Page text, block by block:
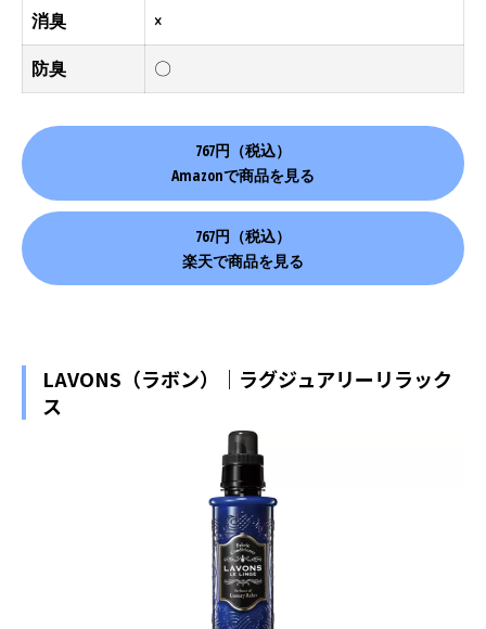
消臭 ×
防臭 〇
767円（税込）
Amazonで商品を見る
767円（税込）
楽天で商品を見る
LAVONS（ラボン）｜ラグジュアリーリラック
ス